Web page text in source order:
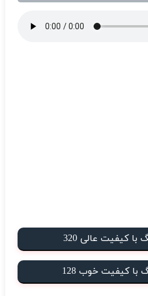
با کیفیت عالی 320
با کیفیت خوب 128